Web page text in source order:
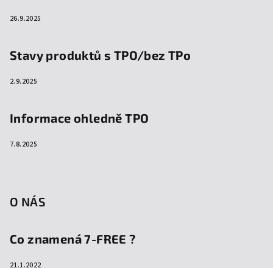
26.9.2025
Stavy produktů s TPO/bez TPo
2.9.2025
Informace ohledně TPO
7.8.2025
O NÁS
Co znamená 7-FREE ?
21.1.2022